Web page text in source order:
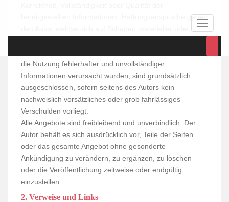
bereitgestellten Informationen. Haftungsansprüche gegen
die Nutzung fehlerhafter und unvollständiger
Informationen verursacht wurden, sind grundsätzlich
ausgeschlossen, sofern seitens des Autors kein
nachweislich vorsätzliches oder grob fahrlässiges
Verschulden vorliegt.
Alle Angebote sind freibleibend und unverbindlich. Der
Autor behält es sich ausdrücklich vor, Teile der Seiten
oder das gesamte Angebot ohne gesonderte
Ankündigung zu verändern, zu ergänzen, zu löschen
oder die Veröffentlichung zeitweise oder endgültig
einzustellen.
2. Verweise und Links